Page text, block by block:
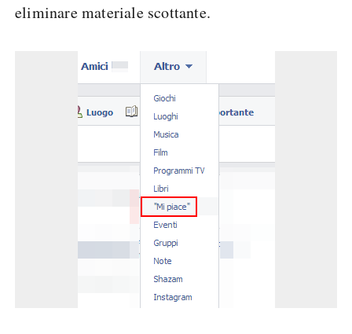
eliminare materiale scottante.